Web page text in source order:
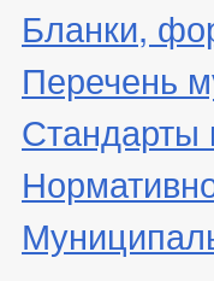
Бланки,
Перечень
Стандарты